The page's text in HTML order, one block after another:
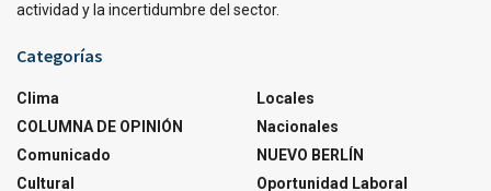
actividad y la incertidumbre del sector.
Categorías
Clima
COLUMNA DE OPINIÓN
Comunicado
Cultural
Locales
Nacionales
NUEVO BERLÍN
Oportunidad Laboral